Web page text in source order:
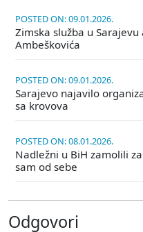
POSTED ON: 09.01.2026.
Zimska služba u
Ambeškovića
POSTED ON: 09.01.2026.
Sarajevo najavilo
sa krovova
POSTED ON: 08.01.2026.
Nadležni u BiH zamolili
sam od sebe
Odgovori